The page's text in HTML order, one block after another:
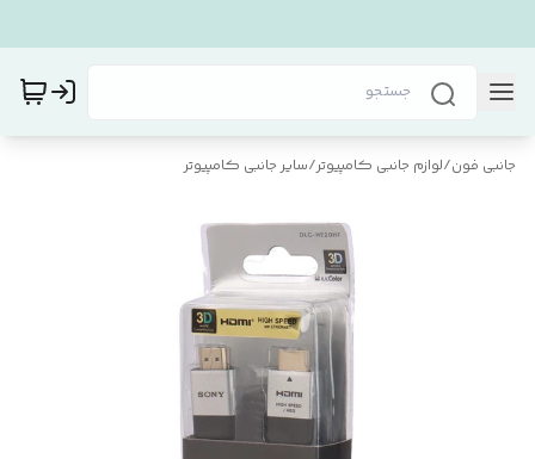
جانبی فون/لوازم جانبی کامپیوتر/سایر جانبی کامپیوتر